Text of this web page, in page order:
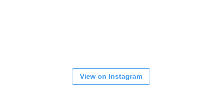
View on Instagram